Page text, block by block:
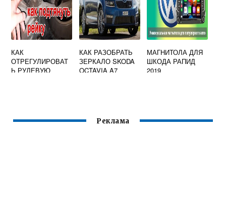
КАК
ОТРЕГУЛИРОВАТ
Ь РУЛЕВУЮ
КАК РАЗОБРАТЬ
ЗЕРКАЛО SKODA
OCTAVIA A7
МАГНИТОЛА ДЛЯ
ШКОДА РАПИД
2019
Реклама